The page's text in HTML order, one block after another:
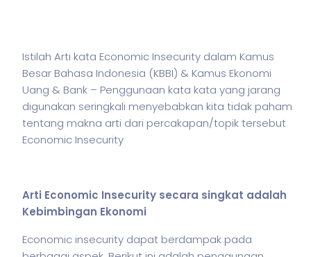
Istilah Arti kata Economic Insecurity dalam Kamus
Besar Bahasa Indonesia (KBBI) & Kamus Ekonomi
Uang & Bank – Penggunaan kata kata yang jarang
digunakan seringkali menyebabkan kita tidak paham
tentang makna arti dari percakapan/topik tersebut
Economic Insecurity
Arti Economic Insecurity secara singkat adalah
Kebimbingan Ekonomi
Economic insecurity dapat berdampak pada